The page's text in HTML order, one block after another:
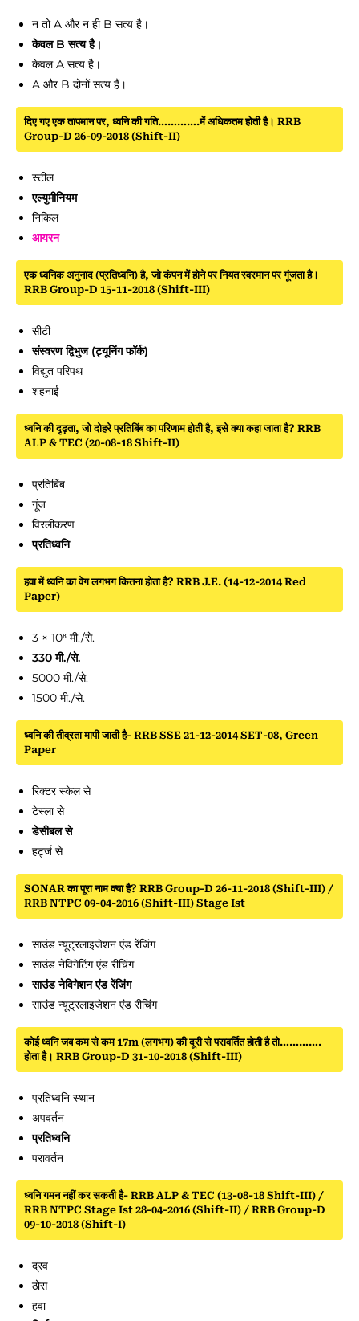
न तो A और न ही B सत्य है।
केवल B सत्य है।
केवल A सत्य है।
A और B दोनों सत्य हैं।
दिए गए एक तापमान पर, ध्वनि की गति………….में अधिकतम होती है। RRB
Group-D 26-09-2018 (Shift-II)
स्टील
एल्युमीनियम
निकिल
आयरन
एक ध्वनिक अनुनाद (प्रतिध्वनि) है, जो कंपन में होने पर नियत स्वरमान पर गूंजता है।
RRB Group-D 15-11-2018 (Shift-III)
सीटी
संस्वरण द्विभुज (ट्यूनिंग फॉर्क)
विद्युत परिपथ
शहनाई
ध्वनि की दृढ़ता, जो दोहरे प्रतिबिंब का परिणाम होती है, इसे क्या कहा जाता है? RRB
ALP & TEC (20-08-18 Shift-II)
प्रतिबिंब
गूंज
विरलीकरण
प्रतिध्वनि
हवा में ध्वनि का वेग लगभग कितना होता है? RRB J.E. (14-12-2014 Red
Paper)
3 × 10⁸ मी./से.
330 मी./से.
5000 मी./से.
1500 मी./से.
ध्वनि की तीव्रता मापी जाती है- RRB SSE 21-12-2014 SET-08, Green
Paper
रिक्टर स्केल से
टेस्ला से
डेसीबल से
हर्ट्ज से
SONAR का पूरा नाम क्या है? RRB Group-D 26-11-2018 (Shift-III) /
RRB NTPC 09-04-2016 (Shift-III) Stage Ist
साउंड न्यूट्रलाइजेशन एंड रेंजिंग
साउंड नेविगेटिंग एंड रीचिंग
साउंड नेविगेशन एंड रेंजिंग
साउंड न्यूट्रलाइजेशन एंड रीचिंग
कोई ध्वनि जब कम से कम 17m (लगभग) की दूरी से परावर्तित होती है तो………….
होता है। RRB Group-D 31-10-2018 (Shift-III)
प्रतिध्वनि स्थान
अपवर्तन
प्रतिध्वनि
परावर्तन
ध्वनि गमन नहीं कर सकती है- RRB ALP & TEC (13-08-18 Shift-III) /
RRB NTPC Stage Ist 28-04-2016 (Shift-II) / RRB Group-D
09-10-2018 (Shift-I)
द्रव
ठोस
हवा